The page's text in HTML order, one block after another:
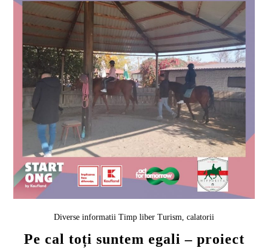
Diverse informatii Timp liber Turism, calatorii
Pe cal toți suntem egali – proiect